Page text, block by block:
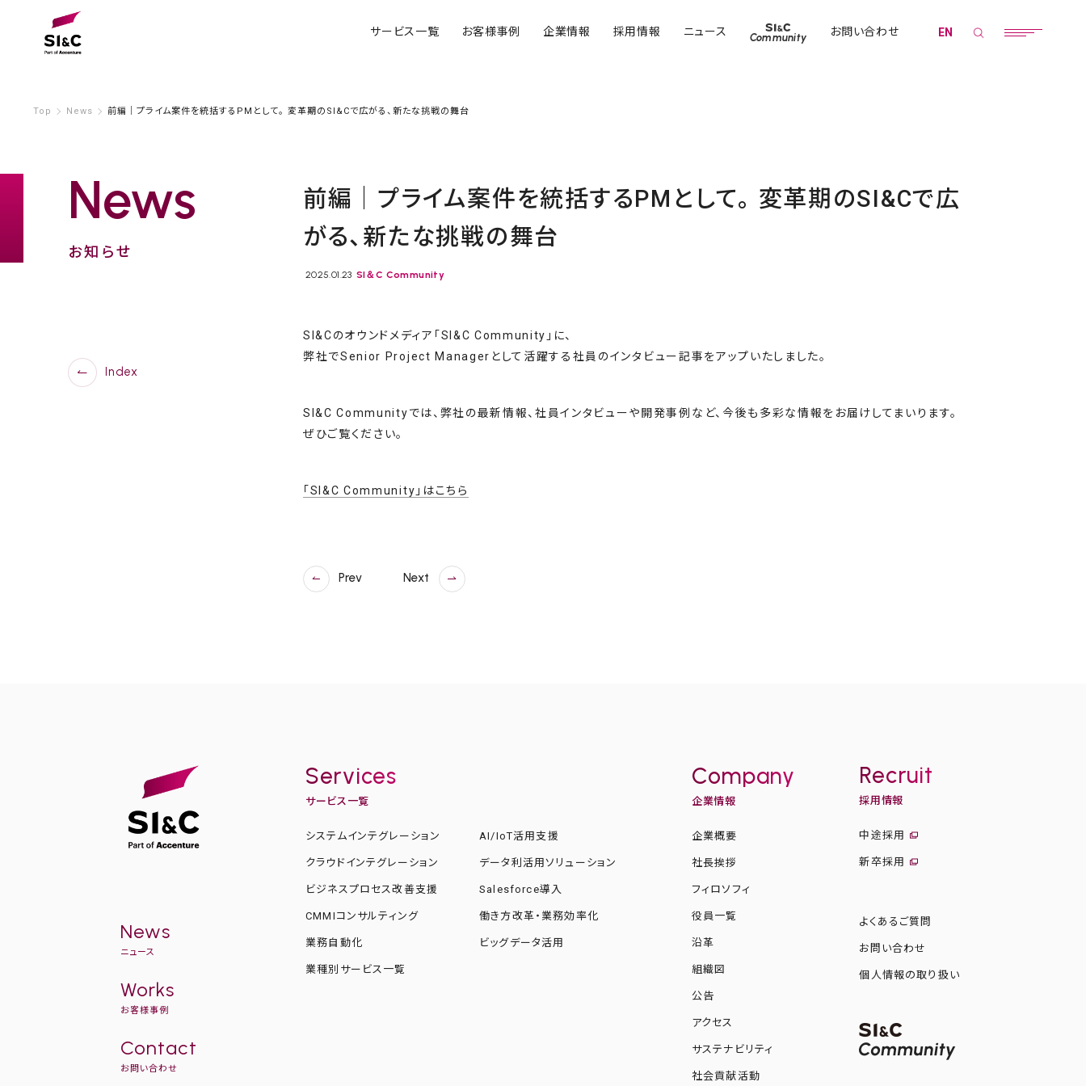
サービス一覧 お客様事例 企業情報 採用情報 ニュース Community お問い合わせ EN
News
お知らせ
Index
前編｜プライム案件を統括するPMとして。 変革期のSI&Cで広
がる、新たな挑戦の舞台
2025.01.23 SI＆C Community
SI&Cのオウンドメディア「SI&C Community」に、
弊社でSenior Project Managerとして活躍する社員のインタビュー記事をアップいたしました。
SI&C Communityでは、弊社の最新情報、社員インタビューや開発事例など、今後も多彩な情報をお届けしてまいります。
ぜひご覧ください。
「SI&C Community」はこちら
Prev Next
Top News 前編｜プライム案件を統括するPMとして。 変革期のSI&Cで広がる、新たな挑戦の舞台
News
ニュース
Works
お客様事例
Contact
お問い合わせ
Services
サービス一覧
システムインテグレーション AI/IoT活用支援
クラウドインテグレーション データ利活用ソリューション
ビジネスプロセス改善支援 Salesforce導入
CMMIコンサルティング 働き方改革・業務効率化
業務自動化 ビッグデータ活用
業種別サービス一覧
Company
企業情報
企業概要
社長挨拶
フィロソフィ
役員一覧
沿革
組織図
公告
アクセス
サステナビリティ
社会貢献活動
Recruit
採用情報
中途採用
新卒採用
よくあるご質問
お問い合わせ
個人情報の取り扱い